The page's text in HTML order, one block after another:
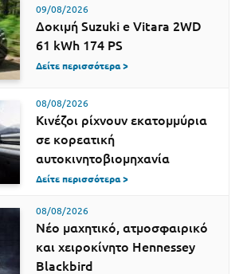
09/08/2026
Δοκιμή Suzuki e Vitara 2WD
61 kWh 174 PS
Δείτε περισσότερα >
08/08/2026
Κινέζοι ρίχνουν εκατομμύρια
σε κορεατική
αυτοκινητοβιομηχανία
Δείτε περισσότερα >
08/08/2026
Νέο μαχητικό, ατμοσφαιρικό
και χειροκίνητο Hennessey
Blackbird